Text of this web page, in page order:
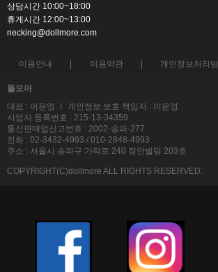
상담시간 10:00~18:00
휴게시간 12:00~13:00
necking@dollmore.com
이용안내 이용약관 개인정보처리
돌모아
대표 : 이은영 ㅣ 개인정보 보호 책임자 : 이은영
사업자 등록번호 : 215-13-34359
통신판매업신고번호 : 2002-송파-277
전화 : 02-3432-4993 / 010-2848-4993
주소 : 서울시 송파구 가락로 240 장안빌딩 203호
COPYRIGHT(C)dollmore ALL RIGHTS RESERVED.